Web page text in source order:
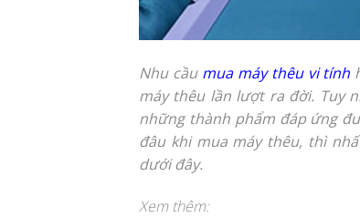
Nhu cầu mua máy thêu vi tính
máy thêu lần lượt ra đời. Tuy
những thành phẩm đáp ứng
đâu khi mua máy thêu, thì
dưới đây.
Xem thêm: